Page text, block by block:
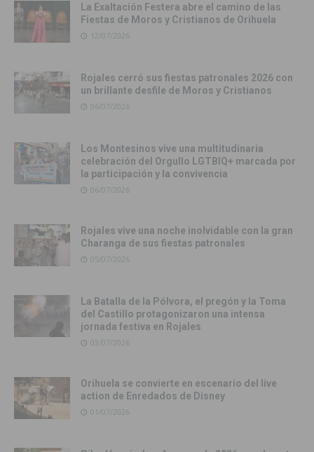
La Exaltación Festera abre el camino de las
Fiestas de Moros y Cristianos de Orihuela
12/07/2026
Rojales cerró sus fiestas patronales 2026 con
un brillante desfile de Moros y Cristianos
06/07/2026
Los Montesinos vive una multitudinaria
celebración del Orgullo LGTBIQ+ marcada por
la participación y la convivencia
06/07/2026
Rojales vive una noche inolvidable con la gran
Charanga de sus fiestas patronales
05/07/2026
La Batalla de la Pólvora, el pregón y la Toma
del Castillo protagonizaron una intensa
jornada festiva en Rojales
03/07/2026
Orihuela se convierte en escenario del live
action de Enredados de Disney
01/07/2026